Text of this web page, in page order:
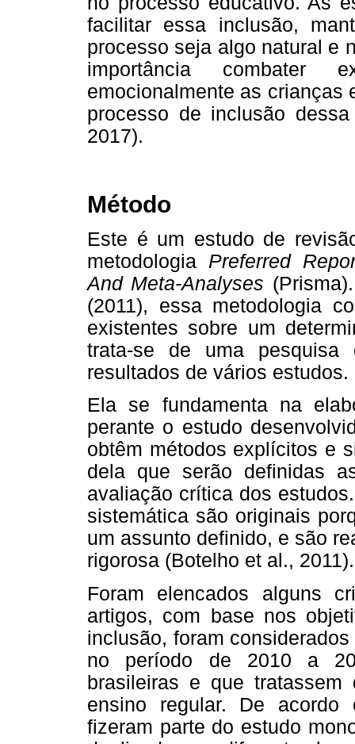
facilitar essa inclusão,
processo seja algo natural e
importância combater
emocionalmente as crianças
processo de inclusão
2017).
Método
Este é um estudo de
metodologia Preferred
And Meta-Analyses
(2011), essa metodologia
existentes sobre um
trata-se de uma
resultados de vários estudos.
Ela se fundamenta na
perante o estudo
obtêm métodos explícitos e
dela que serão definidas
avaliação crítica dos
sistemática são originais
um assunto definido, e são
rigorosa (Botelho et al., 2011).
Foram elencados alguns
artigos, com base nos
inclusão, foram
no período de 2010 a
brasileiras e que
ensino regular. De
fizeram parte do estudo